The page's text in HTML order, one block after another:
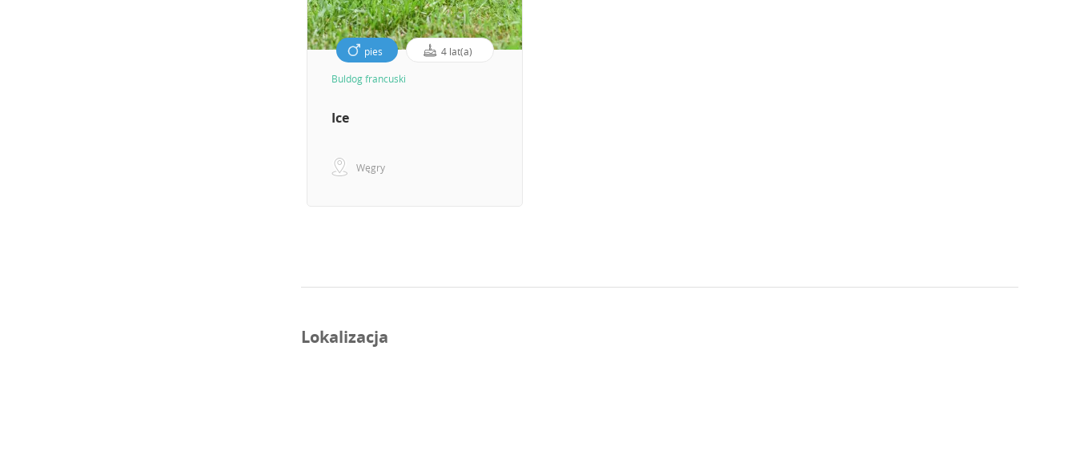
pies 4 lat(a)
Buldog francuski
Ice
Węgry
Lokalizacja